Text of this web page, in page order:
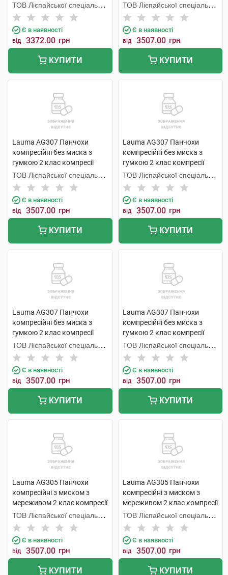
колір натуральний розмір 4
1 пара
ТОВ Лієпайської спеціальної
економічної зони Лаума
Медікал,
Є в наявності
від 3372.00 грн
КУПИТИ
колір натуральний розмір 4D
1 пара
ТОВ Лієпайської спеціальної
економічної зони Лаума
Медікал,
Є в наявності
від 3507.00 грн
КУПИТИ
Lauma AG307 Панчохи
компресійні без миска з
гумкою 2 клас компресії
колір натуральний розмір 3D
1 пара
ТОВ Лієпайської спеціальної
економічної зони Лаума
Медікал,
Є в наявності
від 3507.00 грн
КУПИТИ
Lauma AG307 Панчохи
компресійні без миска з
гумкою 2 клас компресії
колір натуральний розмір 5D
1 пара
ТОВ Лієпайської спеціальної
економічної зони Лаума
Медікал,
Є в наявності
від 3507.00 грн
КУПИТИ
Lauma AG307 Панчохи
компресійні без миска з
гумкою 2 клас компресії
колір натуральний розмір 2D
1 пара
ТОВ Лієпайської спеціальної
економічної зони Лаума
Медікал,
Є в наявності
від 3507.00 грн
КУПИТИ
Lauma AG307 Панчохи
компресійні без миска з
гумкою 2 клас компресії
колір натуральний розмір 1D
1 пара
ТОВ Лієпайської спеціальної
економічної зони Лаума
Медікал,
Є в наявності
від 3507.00 грн
КУПИТИ
Lauma AG305 Панчохи
компресійні з миском з
мереживом 2 клас компресії
колір натуральний розмір 1D
1 пара
ТОВ Лієпайської спеціальної
економічної зони Лаума
Медікал,
Є в наявності
від 3507.00 грн
КУПИТИ
Lauma AG305 Панчохи
компресійні з миском з
мереживом 2 клас компресії
колір натуральний розмір 2D
1 пара
ТОВ Лієпайської спеціальної
економічної зони Лаума
Медікал,
Є в наявності
від 3507.00 грн
КУПИТИ